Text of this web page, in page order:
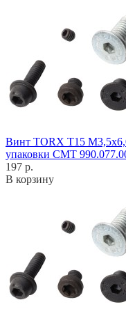
Винт TORX T15
упаковки CMT
197 р.
В корзину